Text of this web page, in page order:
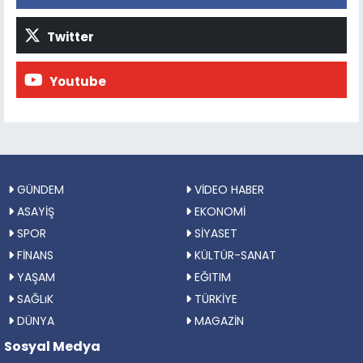
Twitter
Youtube
GÜNDEM
VİDEO HABER
ASAYİŞ
EKONOMİ
SPOR
SİYASET
FİNANS
KÜLTÜR-SANAT
YAŞAM
EĞITIM
SAĞLıK
TÜRKİYE
DÜNYA
MAGAZİN
Sosyal Medya